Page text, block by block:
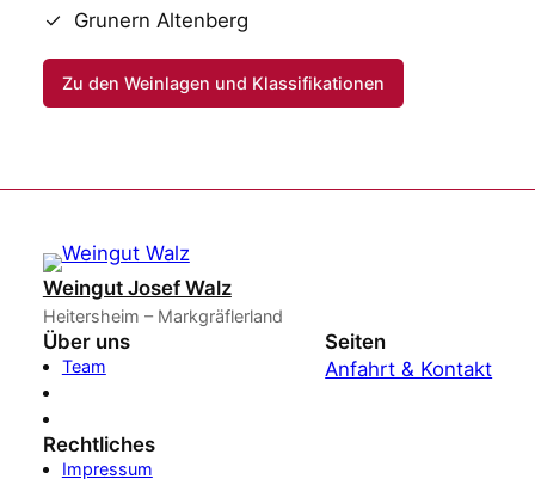
Grunern Altenberg
Zu den Weinlagen und Klassifikationen
Weingut Josef Walz
Heitersheim – Markgräflerland
Über uns
Team
Seiten
Anfahrt & Kontakt
Rechtliches
Impressum